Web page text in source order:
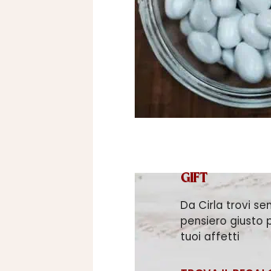
GIFT
Da Cirla trovi
pensiero giusto
tuoi affetti